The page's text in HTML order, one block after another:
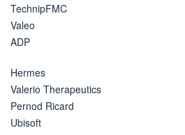
TechnipFMC
Valeo
ADP
Hermes
Valerio Therapeutics
Pernod Ricard
Ubisoft